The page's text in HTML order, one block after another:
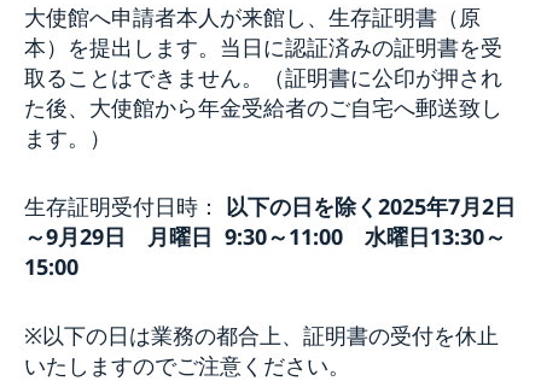
大使館へ申請者本人が来館し、生存証明書（原
本）を提出します。当日に認証済みの証明書を受
取ることはできません。（証明書に公印が押され
た後、大使館から年金受給者のご自宅へ郵送致し
ます。）
生存証明受付日時： 以下の日を除く 2025年7月2日
～9月29日
月曜日 9:30～11:00 水曜日13:30～
15:00
※以下の日は業務の都合上、証明書の受付を休止
いたしますのでご注意ください。